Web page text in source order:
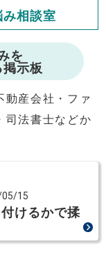
きます
相談室
を
示板
動産会社・ファ
司法書士などか
15
けるかで揉